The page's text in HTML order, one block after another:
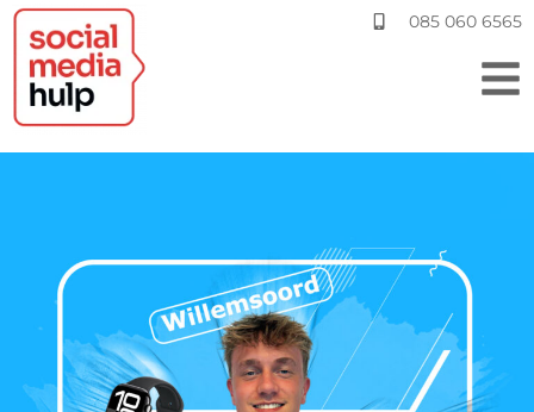
085 060 6565